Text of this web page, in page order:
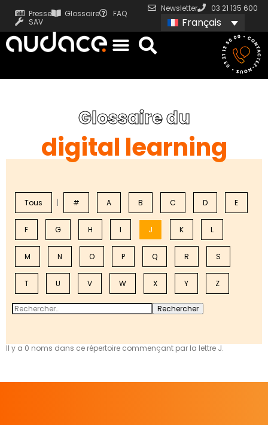
Presse Glossaire
FAQ
SAV
Newsletter 03 21 135 600
Français
Glossaire du
digital learning
Tous | # A B C D E
F G H I J K L
M N O P Q R S
T U V W X Y Z
Il y a 0 noms dans ce répertoire commençant par la lettre J.